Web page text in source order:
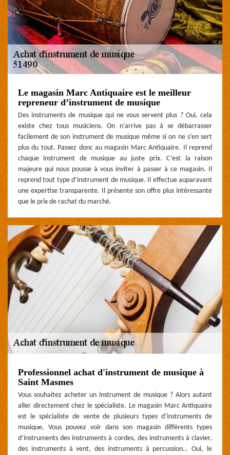
Le magasin Marc Antiquaire est le meilleur
repreneur d’instrument de musique
Des instruments de musique qui ne vous servent plus ? Oui, cela
existe chez tous musiciens. On n’arrive pas à se débarrasser
facilement de son instrument de musique même si on ne s’en sert
plus du tout. Passez donc au magasin Marc Antiquaire. Il reprend
chaque instrument de musique au juste prix. C’est la raison
majeure qui nous pousse à vous inviter à passer à ce magasin. Il
reprend tout type d’instrument de musique. Il effectue auparavant
une expertise transparente. Il présente son offre plus intéressante
que le prix de rachat du marché.
Professionnel achat d'instrument de musique à
Saint Masmes
Vous souhaitez acheter un instrument de musique ? Alors autant
aller directement chez le spécialiste. Le magasin Marc Antiquaire
est le spécialiste de vente de plusieurs types d’instruments de
musique. Vous pouvez voir dans son magasin différents types
d’instruments des instruments à cordes, des instruments à clavier,
des instruments à vent, des instruments à percussion… Oui, le